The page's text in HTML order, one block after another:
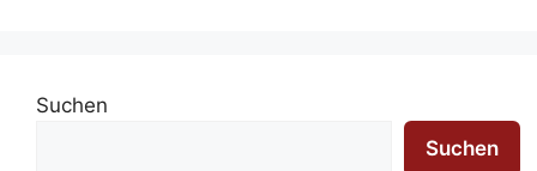
Suchen
Suchen